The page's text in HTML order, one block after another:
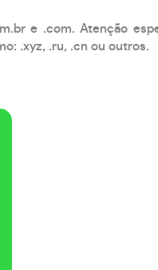
e .com. Atenção
.xyz, .ru, .cn ou outros.